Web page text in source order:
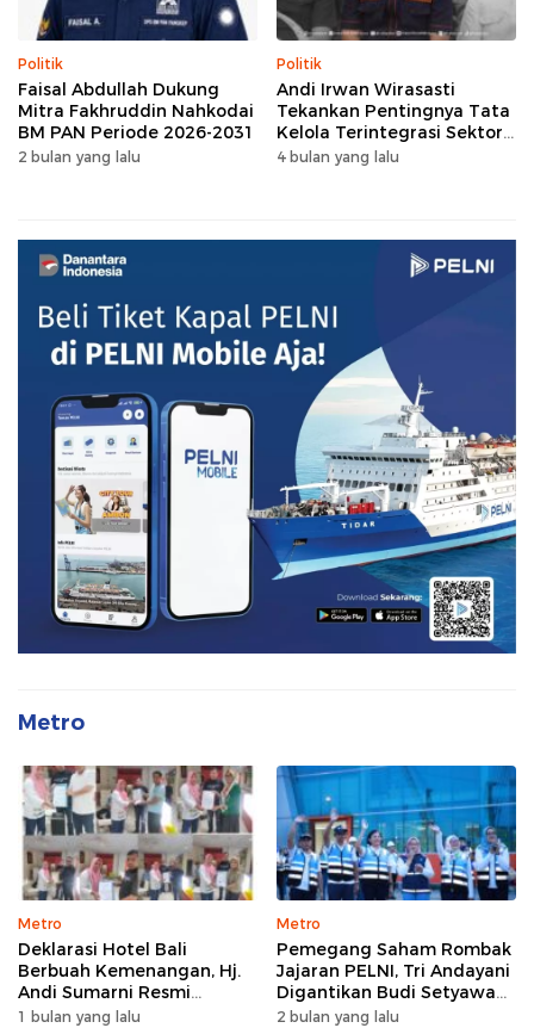
Politik
Faisal Abdullah Dukung
Mitra Fakhruddin Nahkodai
BM PAN Periode 2026-2031
2 bulan yang lalu
Politik
Andi Irwan Wirasasti
Tekankan Pentingnya Tata
Kelola Terintegrasi Sektor
Peternakan Sulsel
4 bulan yang lalu
Metro
Metro
Deklarasi Hotel Bali
Berbuah Kemenangan, Hj.
Andi Sumarni Resmi
Nahkodai DPW FK PKBM
1 bulan yang lalu
Metro
Pemegang Saham Rombak
Jajaran PELNI, Tri Andayani
Digantikan Budi Setyawan
Wijaya sebagai Dirut
2 bulan yang lalu